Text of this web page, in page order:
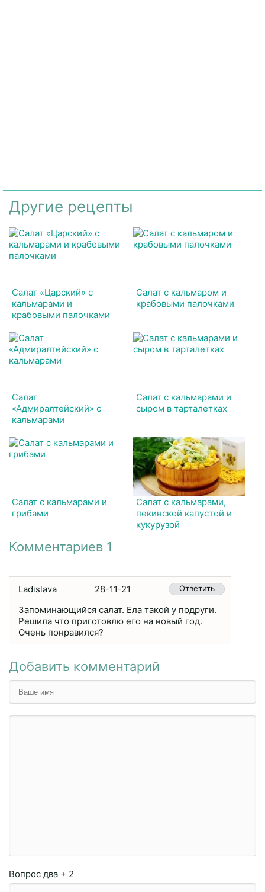
Другие рецепты
Салат «Царский» с
кальмарами и
крабовыми палочками
Салат с кальмаром и
крабовыми палочками
Салат
«Адмиралтейский» с
кальмарами
Салат с кальмарами и
сыром в тарталетках
Салат с кальмарами и
грибами
Салат с кальмарами,
пекинской капустой и
кукурузой
Комментариев 1
Ladislava 28-11-21 Ответить
Запоминающийся салат. Ела такой у подруги.
Решила что приготовлю его на новый год.
Очень понравился?
Добавить комментарий
Вопрос два + 2